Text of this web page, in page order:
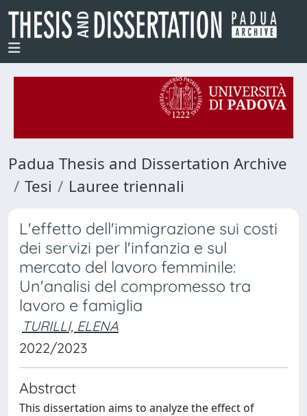
Padua Thesis and Dissertation Archive
Tesi
Lauree triennali
L'effetto dell'immigrazione sui costi
dei servizi per l'infanzia e sul
mercato del lavoro femminile:
Un'analisi del compromesso tra
lavoro e famiglia
TURILLI, ELENA
2022/2023
Abstract
This dissertation aims to analyze the effect of